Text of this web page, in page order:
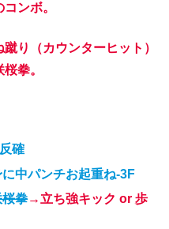
ンボ。
り（カウンターヒット）
拳。
確
中パンチお起重ね-3F
拳→立ち強キック or 歩